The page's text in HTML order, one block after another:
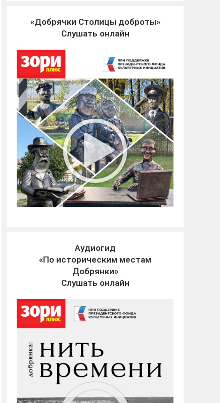
«Добрячки Столицы доброты»
Слушать онлайн
Аудиогид
«По историческим местам
Добрянки»
Слушать онлайн